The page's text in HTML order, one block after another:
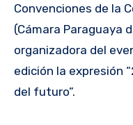
Convenciones de la
(Cámara Paraguaya
organizadora del
edición la expresión
del futuro”.